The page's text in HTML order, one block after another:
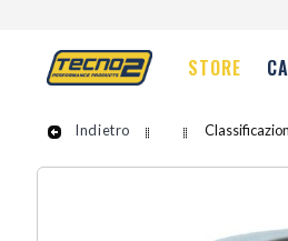
STORE
Indietro